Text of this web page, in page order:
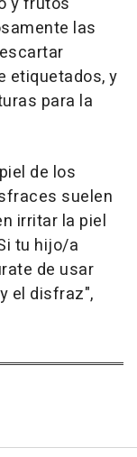
las
etiquetados, y
para la
de los
suelen
irritar la piel
tu hijo/a
de usar
el disfraz",